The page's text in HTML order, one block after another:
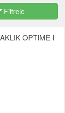
Filtrele
OPTIME I